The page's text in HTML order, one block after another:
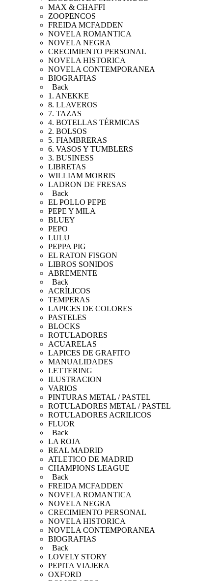
MAX & CHAFFI
ZOOPENCOS
FREIDA MCFADDEN
NOVELA ROMANTICA
NOVELA NEGRA
CRECIMIENTO PERSONAL
NOVELA HISTORICA
NOVELA CONTEMPORANEA
BIOGRAFIAS
Back
1. ANEKKE
8. LLAVEROS
7. TAZAS
4. BOTELLAS TÉRMICAS
2. BOLSOS
5. FIAMBRERAS
6. VASOS Y TUMBLERS
3. BUSINESS
LIBRETAS
WILLIAM MORRIS
LADRON DE FRESAS
Back
EL POLLO PEPE
PEPE Y MILA
BLUEY
PEPO
LULU
PEPPA PIG
EL RATON FISGON
LIBROS SONIDOS
ABREMENTE
Back
ACRÍLICOS
TEMPERAS
LAPICES DE COLORES
PASTELES
BLOCKS
ROTULADORES
ACUARELAS
LAPICES DE GRAFITO
MANUALIDADES
LETTERING
ILUSTRACION
VARIOS
PINTURAS METAL / PASTEL
ROTULADORES METAL / PASTEL
ROTULADORES ACRILICOS
FLUOR
Back
LA ROJA
REAL MADRID
ATLETICO DE MADRID
CHAMPIONS LEAGUE
Back
FREIDA MCFADDEN
NOVELA ROMANTICA
NOVELA NEGRA
CRECIMIENTO PERSONAL
NOVELA HISTORICA
NOVELA CONTEMPORANEA
BIOGRAFIAS
Back
LOVELY STORY
PEPITA VIAJERA
OXFORD